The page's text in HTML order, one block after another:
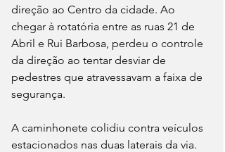
direção ao Centro da cidade. Ao
chegar à rotatória entre as ruas 21 de
Abril e Rui Barbosa, perdeu o controle
da direção ao tentar desviar de
pedestres que atravessavam a faixa de
segurança.
A caminhonete colidiu contra veículos
estacionados nas duas laterais da via.